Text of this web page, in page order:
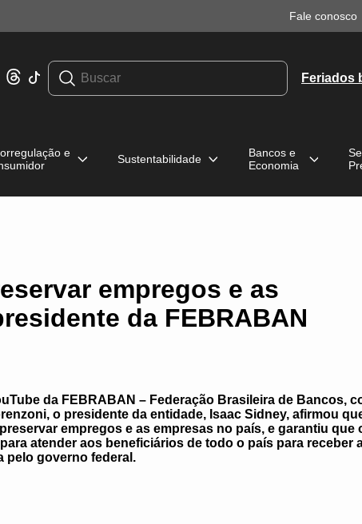
Fale conosco
Feriados
e
Sustentabilidade
Bancos e
Economia
empregos e as
da FEBRABAN
da FEBRABAN – Federação Brasileira de Bancos,
o presidente da entidade, Isaac Sidney, afirmou
empregos e as empresas no país, e garantiu que
atender aos beneficiários de todo o país para receber
pelo governo federal.